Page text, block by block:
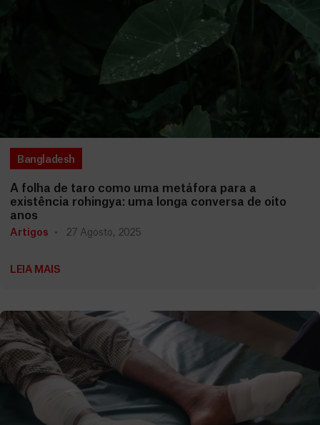
Bangladesh
A folha de taro como uma metáfora para a
existência rohingya: uma longa conversa de oito
anos
Artigos 27 Agosto, 2025
LEIA MAIS